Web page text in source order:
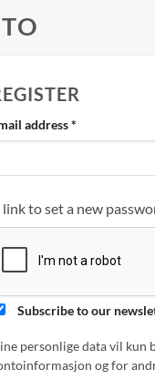
address*
link to set a new
Subscribe to our
personlige data vil kun
og for